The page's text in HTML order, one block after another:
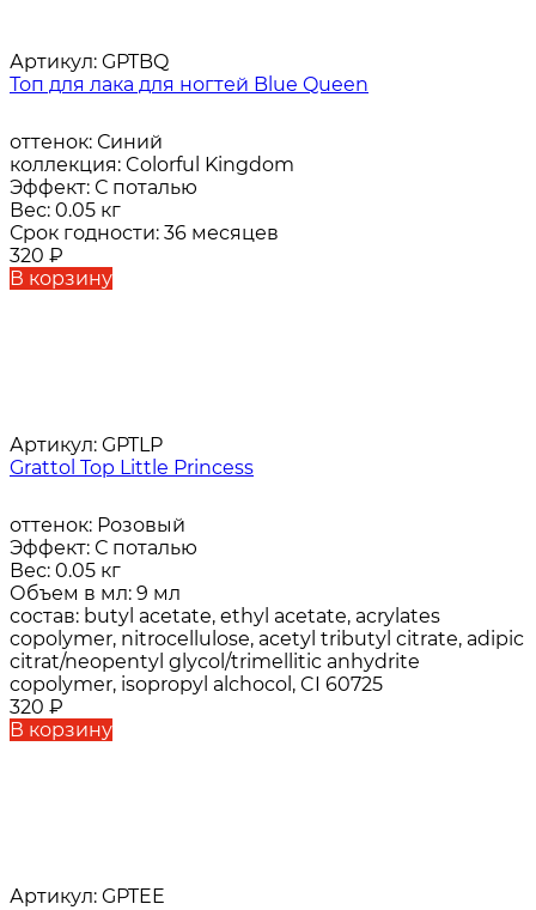
Артикул: GPTBQ
Топ для лака для ногтей Blue Queen
оттенок: Синий
коллекция: Colorful Kingdom
Эффект: С поталью
Вес: 0.05 кг
Срок годности: 36 месяцев
320 ₽
В корзину
Артикул: GPTLP
Grattol Top Little Princess
оттенок: Розовый
Эффект: С поталью
Вес: 0.05 кг
Объем в мл: 9 мл
состав: butyl acetate, ethyl acetate, acrylates
copolymer, nitrocellulose, acetyl tributyl citrate, adipic
citrat/neopentyl glycol/trimellitic anhydrite
copolymer, isopropyl alchocol, CI 60725
320 ₽
В корзину
Артикул: GPTEE